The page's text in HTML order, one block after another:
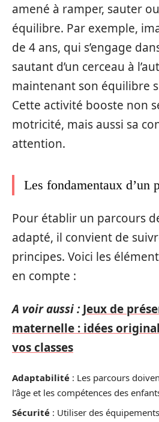
amené à ramper, sauter
équilibre. Par exemple,
de 4 ans, qui s’engage
sautant d’un cerceau à
maintenant son équilibre
Cette activité booste non
motricité, mais aussi sa
attention.
Les fondamentaux d’un
Pour établir un parcours
adapté, il convient de
principes. Voici les
en compte :
A voir aussi : Jeux de
maternelle : idées
vos classes
Adaptabilité : Les parcours
l’âge et les compétences des
Sécurité : Utiliser des